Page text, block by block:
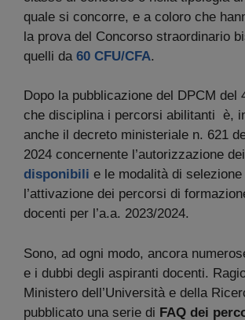
quale si concorre, e a coloro che
la prova del Concorso straordinario
quelli da 60 CFU/CFA.
Dopo la pubblicazione del DPCM del
che disciplina i percorsi abilitanti è,
anche il decreto ministeriale n. 621
2024 concernente l’autorizzazione dei
disponibili e le modalità di selezione
l’attivazione dei percorsi di
docenti per l’a.a. 2023/2024.
Sono, ad ogni modo, ancora
e i dubbi degli aspiranti docenti.
Ministero dell’Università e della
pubblicato una serie di FAQ dei